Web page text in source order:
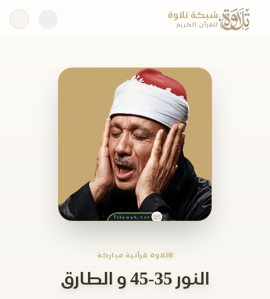
شبكة تلاوة
للقرآن الكريم
تلاوة قرآنية مباركة
النور 35-45 و الطارق